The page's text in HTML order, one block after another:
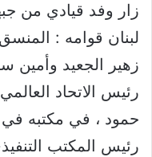
زار وفد قيادي من
لبنان قوامه : المنسق
زهير الجعيد وأمين
رئيس الاتحاد
حمود ، في مكتبه
رئيس المكتب